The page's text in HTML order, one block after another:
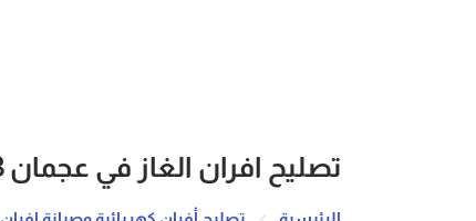
تصليح افران الغاز في عجمان 0586744883